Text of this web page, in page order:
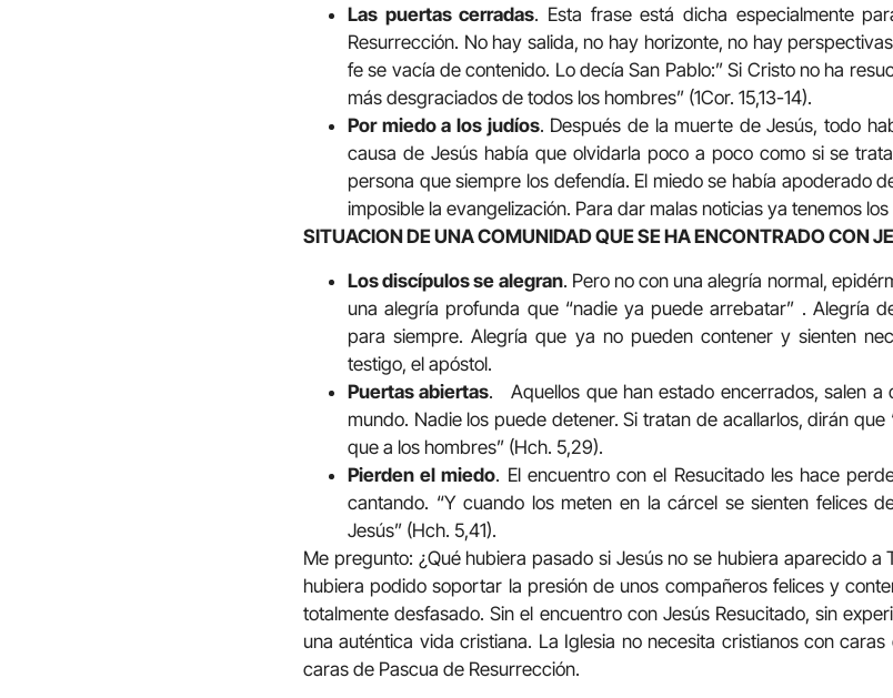
Las puertas cerradas. Esta frase está dicha especialmente
Resurrección. No hay salida, no hay horizonte, no hay
fe se vacía de contenido. Lo decía San Pablo:” Si Cristo no ha
más desgraciados de todos los hombres” (1Cor. 15,13-14).
Por miedo a los judíos. Después de la muerte de Jesús, todo
causa de Jesús había que olvidarla poco a poco como si se
persona que siempre los defendía. El miedo se había apoderado
imposible la evangelización. Para dar malas noticias ya tenemos
SITUACION DE UNA COMUNIDAD QUE SE HA ENCONTRADO CON
Los discípulos se alegran. Pero no con una alegría normal,
una alegría profunda que “nadie ya puede arrebatar” . Alegría
para siempre. Alegría que ya no pueden contener y sienten
testigo, el apóstol.
Puertas abiertas. Aquellos que han estado encerrados, salen a
mundo. Nadie los puede detener. Si tratan de acallarlos, dirán
que a los hombres” (Hch. 5,29).
Pierden el miedo. El encuentro con el Resucitado les hace
cantando. “Y cuando los meten en la cárcel se sienten felices
Jesús” (Hch. 5,41).
Me pregunto: ¿Qué hubiera pasado si Jesús no se hubiera aparecido a
hubiera podido soportar la presión de unos compañeros felices y
totalmente desfasado. Sin el encuentro con Jesús Resucitado, sin
una auténtica vida cristiana. La Iglesia no necesita cristianos con
caras de Pascua de Resurrección.